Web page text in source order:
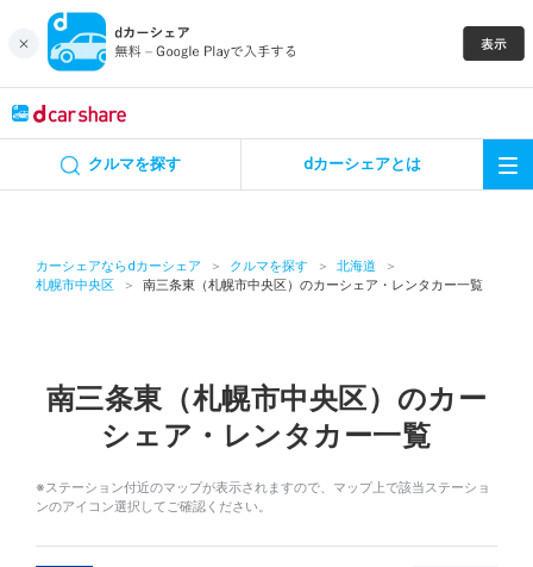
クルマを探す dカーシェアとは
カーシェアならdカーシェア クルマを探す
北海道
札幌市中央区
南三条東（札幌市中央区）のカーシェア・レンタカー一覧
南三条東（札幌市中央区）のカー
シェア・レンタカー一覧
※ステーション付近のマップが表示されますので、マップ上で該当ステーショ
ンのアイコン選択してご確認ください。
カーシェア
特集
アプリの使い方